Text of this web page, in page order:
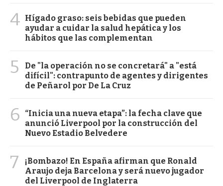
4 Hígado graso: seis bebidas que pueden
ayudar a cuidar la salud hepática y los
hábitos que las complementan
5
De "la operación no se concretará" a "está
difícil": contrapunto de agentes y dirigentes
de Peñarol por De La Cruz
6
“Inicia una nueva etapa”: la fecha clave que
anunció Liverpool por la construcción del
Nuevo Estadio Belvedere
7
¡Bombazo! En España afirman que Ronald
Araujo deja Barcelona y será nuevo jugador
del Liverpool de Inglaterra